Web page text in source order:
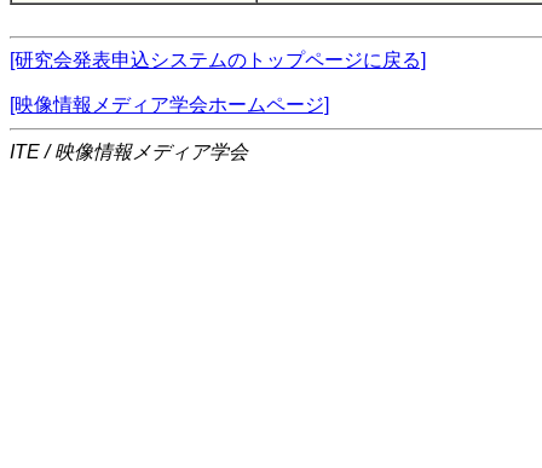
[研究会発表申込システムのトップページに戻る]
[映像情報メディア学会ホームページ]
ITE / 映像情報メディア学会